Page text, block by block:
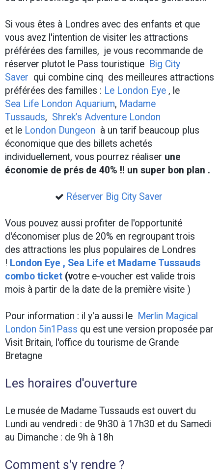
Si vous êtes à Londres avec des enfants et que
vous avez l'intention de visiter les attractions
préférées des familles, je vous recommande de
réserver plutot le Pass touristique Big City
Saver qui combine cinq des meilleures attractions
préférées des familles : Le London Eye , le
Sea Life London Aquarium, Madame
Tussauds, Shrek’s Adventure London
et le London Dungeon à un tarif beaucoup plus
économique que des billets achetés
individuellement, vous pourrez réaliser une
économie de prés de 40% !! un super bon plan .
Réserver Big City Saver
Vous pouvez aussi profiter de l'opportunité
d'économiser plus de 20% en regroupant trois
des attractions les plus populaires de Londres
! London Eye , Sea Life et Madame Tussauds
combo ticket (votre e-voucher est valide trois
mois à partir de la date de la première visite )
Pour information : il y'a aussi le Merlin Magical
London 5in1Pass qu est une version proposée par
Visit Britain, l'office du tourisme de Grande
Bretagne
Les horaires d'ouverture
Le musée de Madame Tussauds est ouvert du
Lundi au vendredi : de 9h30 à 17h30 et du Samedi
au Dimanche : de 9h à 18h
Comment s'y rendre ?